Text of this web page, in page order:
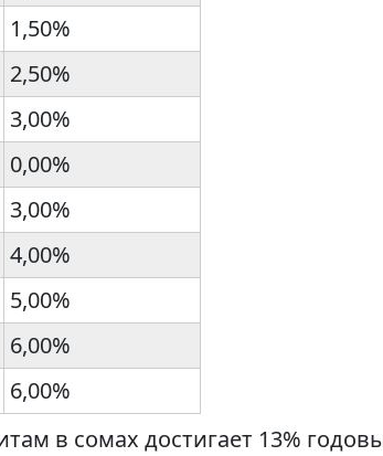
1,50%
2,50%
3,00%
0,00%
3,00%
4,00%
5,00%
6,00%
6,00%
в сомах достигает 13%